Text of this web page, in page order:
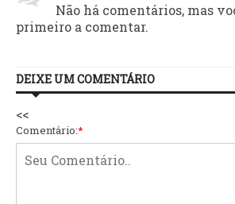
Não há comentários, mas
primeiro a comentar.
DEIXE UM COMENTÁRIO
<<
Comentário:*